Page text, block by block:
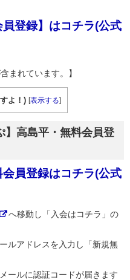
登録】はコチラ(公式
まれています。】
よ！) [表示する]
高島平・無料会員登
員登録はコチラ(公式
へ移動し「入会はコチラ」の
ルアドレスを入力し「新規無
ールに認証コードが届きます